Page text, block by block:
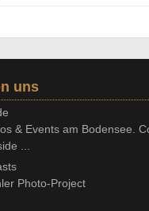
uns
& Events am Bodensee.
...
Photo-Project